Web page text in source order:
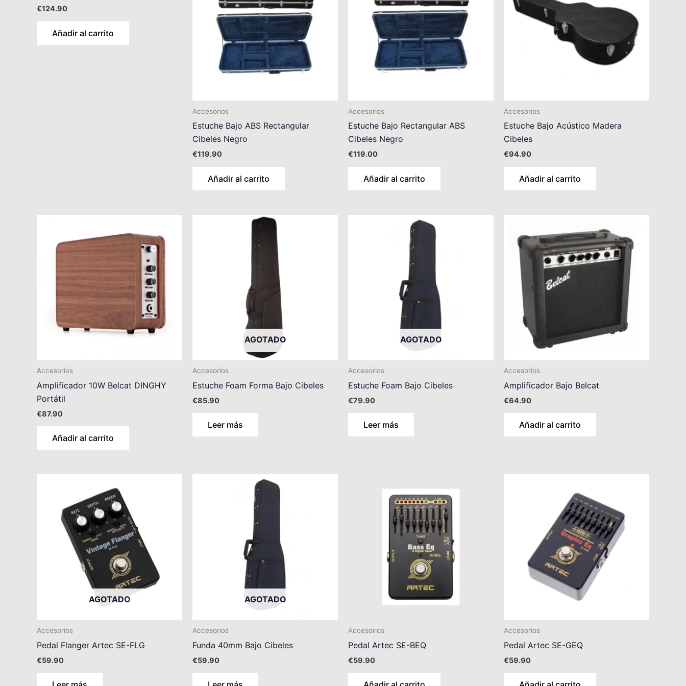
€124.90
Añadir al carrito
Accesorios
Estuche Bajo ABS Rectangular
Cibeles Negro
€119.90
Añadir al carrito
Accesorios
Estuche Bajo Rectangular ABS
Cibeles Negro
€119.00
Añadir al carrito
Accesorios
Estuche Bajo Acústico Madera
Cibeles
€94.90
Añadir al carrito
Accesorios
Amplificador 10W Belcat DINGHY
Portátil
€87.90
Añadir al carrito
AGOTADO
Accesorios
Estuche Foam Forma Bajo Cibeles
€85.90
Leer más
AGOTADO
Accesorios
Estuche Foam Bajo Cibeles
€79.90
Leer más
Accesorios
Amplificador Bajo Belcat
€64.90
Añadir al carrito
AGOTADO
Accesorios
Pedal Flanger Artec SE-FLG
€59.90
AGOTADO
Accesorios
Funda 40mm Bajo Cibeles
€59.90
Accesorios
Pedal Artec SE-BEQ
€59.90
Accesorios
Pedal Artec SE-GEQ
€59.90